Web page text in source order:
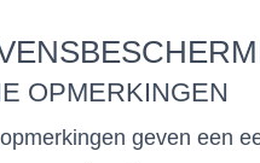
OPMERKINGEN
geven een